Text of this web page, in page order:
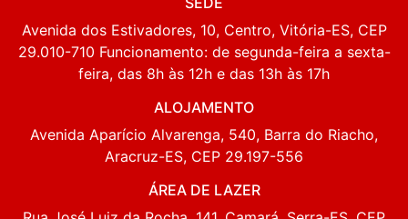
Avenida dos Estivadores, 10, Centro, Vitória-ES, CEP
29.010-710 Funcionamento: de segunda-feira a sexta-
feira, das 8h às 12h e das 13h às 17h
ALOJAMENTO
Avenida Aparício Alvarenga, 540, Barra do Riacho,
Aracruz-ES, CEP 29.197-556
ÁREA DE LAZER